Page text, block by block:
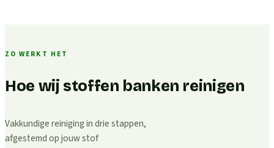
ZO WERKT HET
Hoe wij stoffen banken reinigen
Vakkundige reiniging in drie stappen,
afgestemd op jouw stof